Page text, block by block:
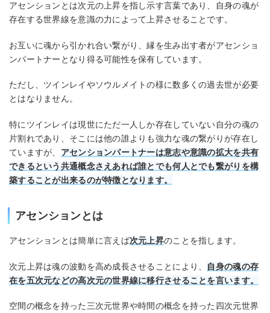
アセンションとは次元の上昇を指し示す言葉であり、自身の魂が
存在する世界線を意識の力によって上昇させることです。
お互いに魂から引かれ合い繋がり、縁を生み出す者がアセンショ
ンパートナーとなり得る可能性を保有しています。
ただし、ツインレイやソウルメイトの様に数多くの過去世が必要
とはなりません。
特にツインレイは現世にただ一人しか存在していない自分の魂の
片割れであり、そこには他の誰よりも強力な魂の繋がりが存在し
ていますが、 アセンションパートナーは意志や意識の拡大を共有
できるという共通概念さえあれば誰とでも何人とでも繋がりを構
築することが出来るのが特徴となります。
アセンションとは
アセンションとは簡単に言えば次元上昇のことを指します。
次元上昇は魂の波動を高め成長させることにより、 自身の魂の存
在を五次元などの高次元の世界線に移行させることを言います。
空間の概念を持った三次元世界や時間の概念を持った四次元世界